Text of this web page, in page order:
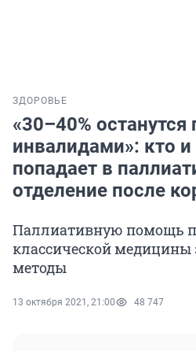
ЗДОРОВЬЕ
«30–40%
инвалидами»: кто
попадает в
отделение после
Паллиативную помощь
классической медицины
методы
13 октября 2021, 21:00 48 747